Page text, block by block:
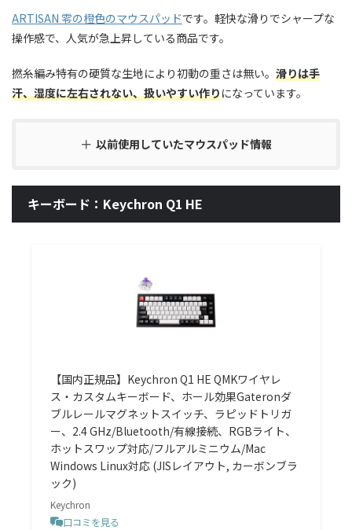
ARTISAN 零の橙色のマウスパッドです。軽快な滑りでシャープな
操作感で、人気が急上昇している商品です。
撚糸編み特有の硬質な生地により初動の重さは無い。 滑りは手
汗、湿度に左右されない、扱いやすい作りになっています。
以前使用していたマウスパッド情報
キーボード：Keychron Q1 HE
【国内正規品】Keychron Q1 HE QMKワイヤレ
ス・カスタムキーボード、ホール効果Gateronダ
ブルレールマグネットスイッチ、ラピッドトリガ
ー、2.4 GHz/Bluetooth/有線接続、RGBライト、
ホットスワップ対応/フルアルミニウム/Mac
Windows Linux対応 (JISレイアウト, カーボンブラ
ック)
Keychron
口コミを見る